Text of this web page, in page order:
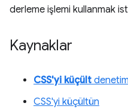
derleme işlemi kullanmak
Kaynaklar
CSS'yi küçült
CSS'yi küçültün